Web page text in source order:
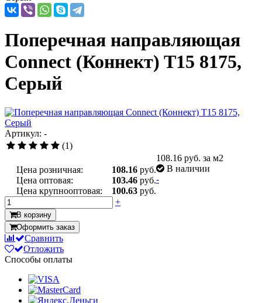
Поперечная направляющая
Connect (Коннект) T15 8175,
Серый
Артикул: -
(1)
Цена розничная: 108.16 руб.
Цена оптовая:
103.46 руб.
Цена крупнооптовая:
100.63 руб.
108.16 руб. за м2
В наличии
-
+
В корзину
Оформить заказ
Сравнить
Отложить
Способы оплаты